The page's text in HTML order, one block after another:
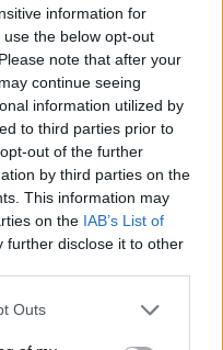
information for
the below opt-out
note that after your
continue seeing
information utilized by
to third parties prior to
out of the further
by third parties on the
This information may
on the IAB’s List of
further disclose it to other
Outs